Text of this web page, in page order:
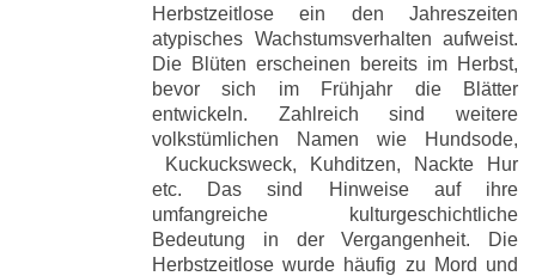
Herbstzeitlose ein den Jahreszeiten
atypisches Wachstumsverhalten aufweist.
Die Blüten erscheinen bereits im Herbst,
bevor sich im Frühjahr die Blätter
entwickeln. Zahlreich sind weitere
volkstümlichen Namen wie Hundsode,
Kuckucksweck, Kuhditzen, Nackte Hur
etc. Das sind Hinweise auf ihre
umfangreiche kulturgeschichtliche
Bedeutung in der Vergangenheit. Die
Herbstzeitlose wurde häufig zu Mord und